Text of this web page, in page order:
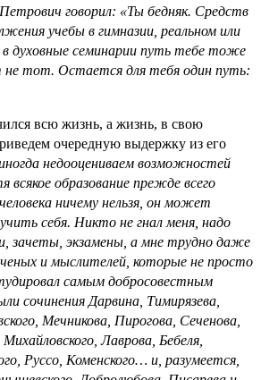
говорил: «Ты бедняк. Средств
учебы в гимназии, реальном или
духовные семинарии путь тебе тоже
не тот. Остается для тебя один путь:
всю жизнь, а жизнь, в свою
очередную выдержку из его
недооцениваем возможностей
всякое образование прежде всего
ничему нельзя, он может
себя. Никто не гнал меня, надо
зачеты, экзамены, а мне трудно даже
и мыслителей, которые не просто
самым добросовестным
сочинения Дарвина, Тимирязева,
Мечникова, Пирогова, Сеченова,
Лаврова, Бебеля,
Руссо, Коменского… и, разумеется,